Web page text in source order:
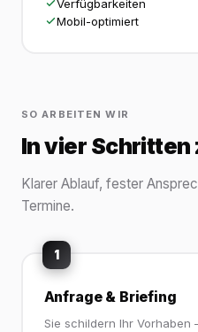
Verfügbarkeiten
Mobil-optimiert
SO ARBEITEN WIR
In vier Schritten
Klarer Ablauf, fester
Termine.
1
Anfrage & Briefing
Sie schildern Ihr